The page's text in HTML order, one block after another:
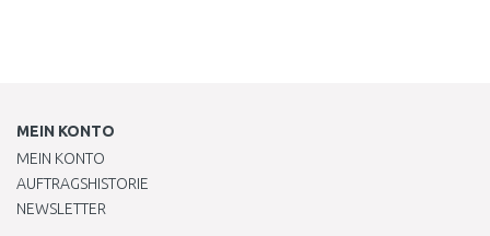
MEIN KONTO
MEIN KONTO
AUFTRAGSHISTORIE
NEWSLETTER